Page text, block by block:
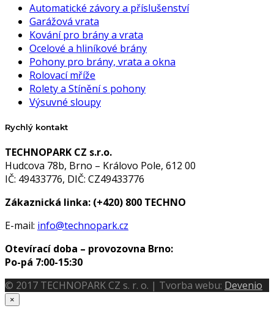
Automatické závory a příslušenství
Garážová vrata
Kování pro brány a vrata
Ocelové a hliníkové brány
Pohony pro brány, vrata a okna
Rolovací mříže
Rolety a Stínění s pohony
Výsuvné sloupy
Rychlý kontakt
TECHNOPARK CZ s.r.o.
Hudcova 78b, Brno – Královo Pole, 612 00
IČ: 49433776, DIČ: CZ49433776
Zákaznická linka: (+420) 800 TECHNO
E-mail: info@technopark.cz
Otevírací doba – provozovna Brno:
Po-pá 7:00-15:30
© 2017 TECHNOPARK CZ s. r. o. | Tvorba webu: Devenio
×